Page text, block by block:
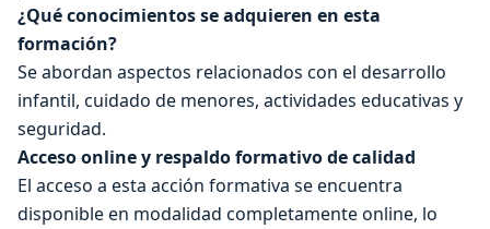
¿Qué conocimientos se adquieren en esta
formación?
Se abordan aspectos relacionados con el desarrollo
infantil, cuidado de menores, actividades educativas y
seguridad.
Acceso online y respaldo formativo de calidad
El acceso a esta acción formativa se encuentra
disponible en modalidad completamente online, lo